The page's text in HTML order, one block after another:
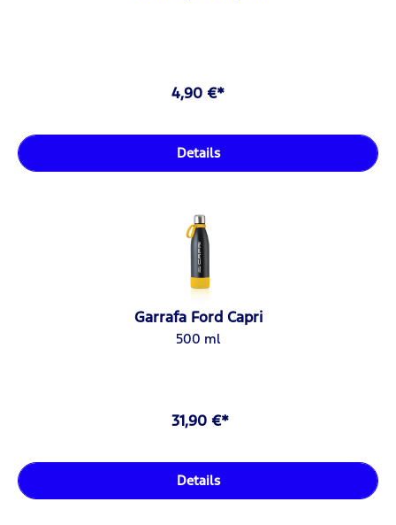
4,90 €*
Details
Garrafa Ford Capri
500 ml
31,90 €*
Details